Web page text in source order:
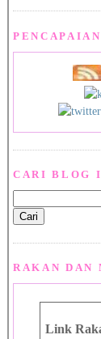
PENCAPAIAN
CARI BLOG
RAKAN DAN
Link